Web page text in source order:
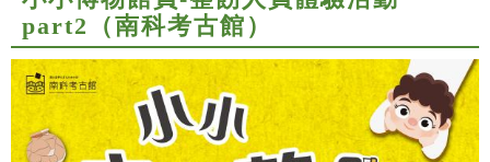
part2（南科考古館）